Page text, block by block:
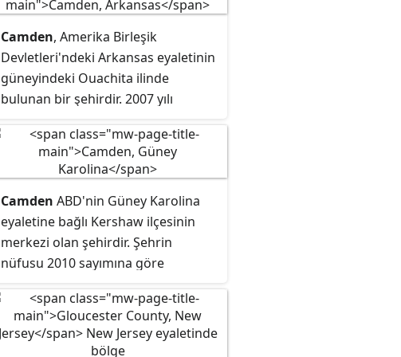
Camden, Amerika Birleşik
Devletleri'ndeki Arkansas eyaletinin
güneyindeki Ouachita ilinde
bulunan bir şehirdir. 2007 yılı
11,657 kadardır. Camden kentinin
içinde bulunduğu mikropolitan
alan, tüm Ouachita ve Calhoun
illerini kapsar.
Camden ABD'nin Güney Karolina
eyaletine bağlı Kershaw ilçesinin
merkezi olan şehirdir. Şehrin
nüfusu 2010 sayımına göre